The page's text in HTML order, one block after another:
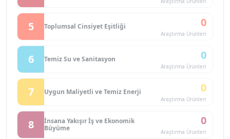
5 Toplumsal Cinsiyet Eşitliği 0
Araştırma Ürünleri
6 Temiz Su ve Sanitasyon 0
Araştırma Ürünleri
7 Uygun Maliyetli ve Temiz Enerji 0
Araştırma Ürünleri
8
İnsana Yakışır İş ve Ekonomik
Büyüme
0
Araştırma Ürünleri